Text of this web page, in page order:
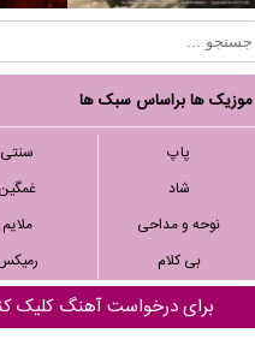
موزیک ها براساس سبک ها
پاپ
سنتی
شاد
غمگین
نوحه و مداحی
ملایم
بی کلام
برای درخواست آهنگ کلیک